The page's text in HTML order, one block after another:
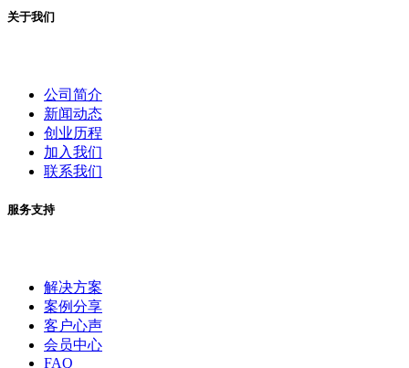
关于我们
公司简介
新闻动态
创业历程
加入我们
联系我们
服务支持
解决方案
案例分享
客户心声
会员中心
FAQ